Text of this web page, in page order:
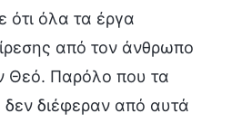
ότι όλα τα έργα
από τον άνθρωπο
Θεό. Παρόλο που τα
διέφεραν από αυτά